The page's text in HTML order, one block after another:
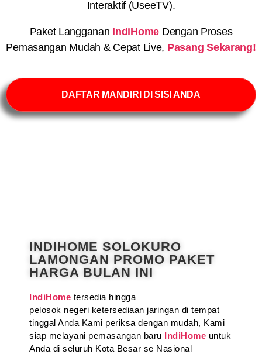
Interaktif (UseeTV).
Paket Langganan IndiHome Dengan Proses
Pemasangan Mudah & Cepat Live, Pasang Sekarang!
DAFTAR MANDIRI DI SISI ANDA
INDIHOME SOLOKURO
LAMONGAN PROMO PAKET
HARGA BULAN INI
IndiHome tersedia hingga
pelosok negeri ketersediaan jaringan di tempat
tinggal Anda Kami periksa dengan mudah, Kami
siap melayani pemasangan baru IndiHome untuk
Anda di seluruh Kota Besar se Nasional